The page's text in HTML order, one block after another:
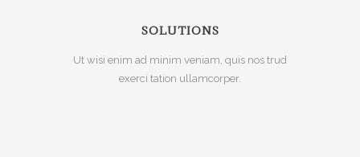
SOLUTIONS
Ut wisi enim ad minim veniam, quis nos trud
exerci tation ullamcorper.